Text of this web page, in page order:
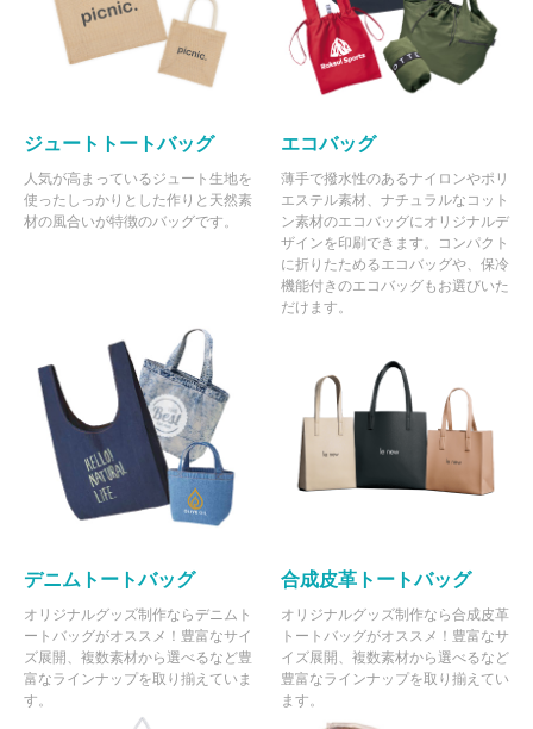
ジュートトートバッグ
人気が高まっているジュート生地を
使ったしっかりとした作りと天然素
材の風合いが特徴のバッグです。
エコバッグ
薄手で撥水性のあるナイロンやポリ
エステル素材、ナチュラルなコット
ン素材のエコバッグにオリジナルデ
ザインを印刷できます。コンパクト
に折りたためるエコバッグや、保冷
機能付きのエコバッグもお選びいた
だけます。
デニムトートバッグ
オリジナルグッズ制作ならデニムト
ートバッグがオススメ！豊富なサイ
ズ展開、複数素材から選べるなど豊
富なラインナップを取り揃えていま
す。
合成皮革トートバッグ
オリジナルグッズ制作なら合成皮革
トートバッグがオススメ！豊富なサ
イズ展開、複数素材から選べるなど
豊富なラインナップを取り揃えてい
ます。